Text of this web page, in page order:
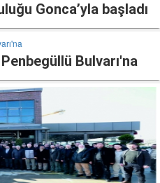
Gonca’yla başladı
Bulvarı'na